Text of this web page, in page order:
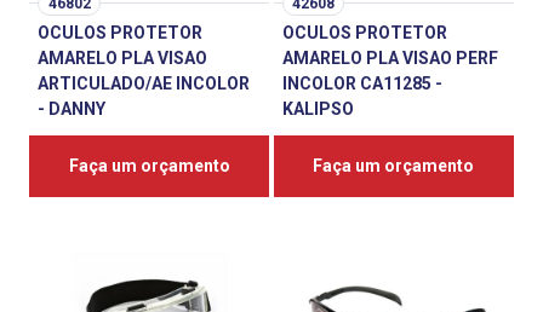
46802
OCULOS PROTETOR
AMARELO PLA VISAO
ARTICULADO/AE INCOLOR
- DANNY
Faça um orçamento
42608
OCULOS PROTETOR
AMARELO PLA VISAO PERF
INCOLOR CA11285 -
KALIPSO
Faça um orçamento